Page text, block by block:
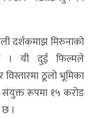
दर्शकमाझ मिरुनाको
। यी दुई फिल्मले
विस्तारमा ठूलो भूमिका
संयुक्त रूपमा १५ करोड
।